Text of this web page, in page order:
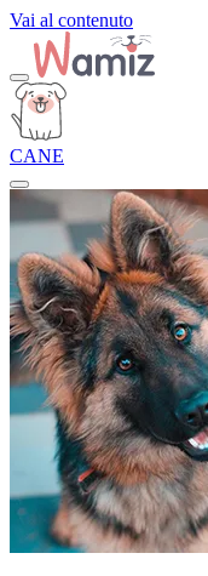
Vai al contenuto
CANE